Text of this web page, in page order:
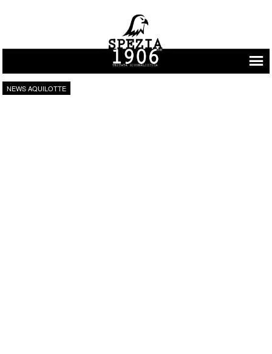
Vai al contenuto
NEWS AQUILOTTE